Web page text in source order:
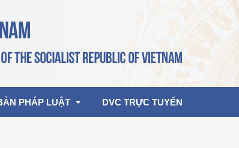
PHÁP LUẬT DVC TRỰC TUYẾN